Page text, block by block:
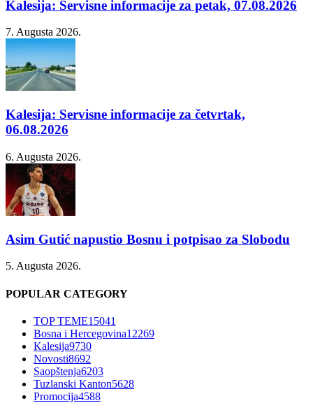
Kalesija: Servisne informacije za petak, 07.08.2026
7. Augusta 2026.
Kalesija: Servisne informacije za četvrtak,
06.08.2026
6. Augusta 2026.
Asim Gutić napustio Bosnu i potpisao za Slobodu
5. Augusta 2026.
POPULAR CATEGORY
TOP TEME15041
Bosna i Hercegovina12269
Kalesija9730
Novosti8692
Saopštenja6203
Tuzlanski Kanton5628
Promocija4588